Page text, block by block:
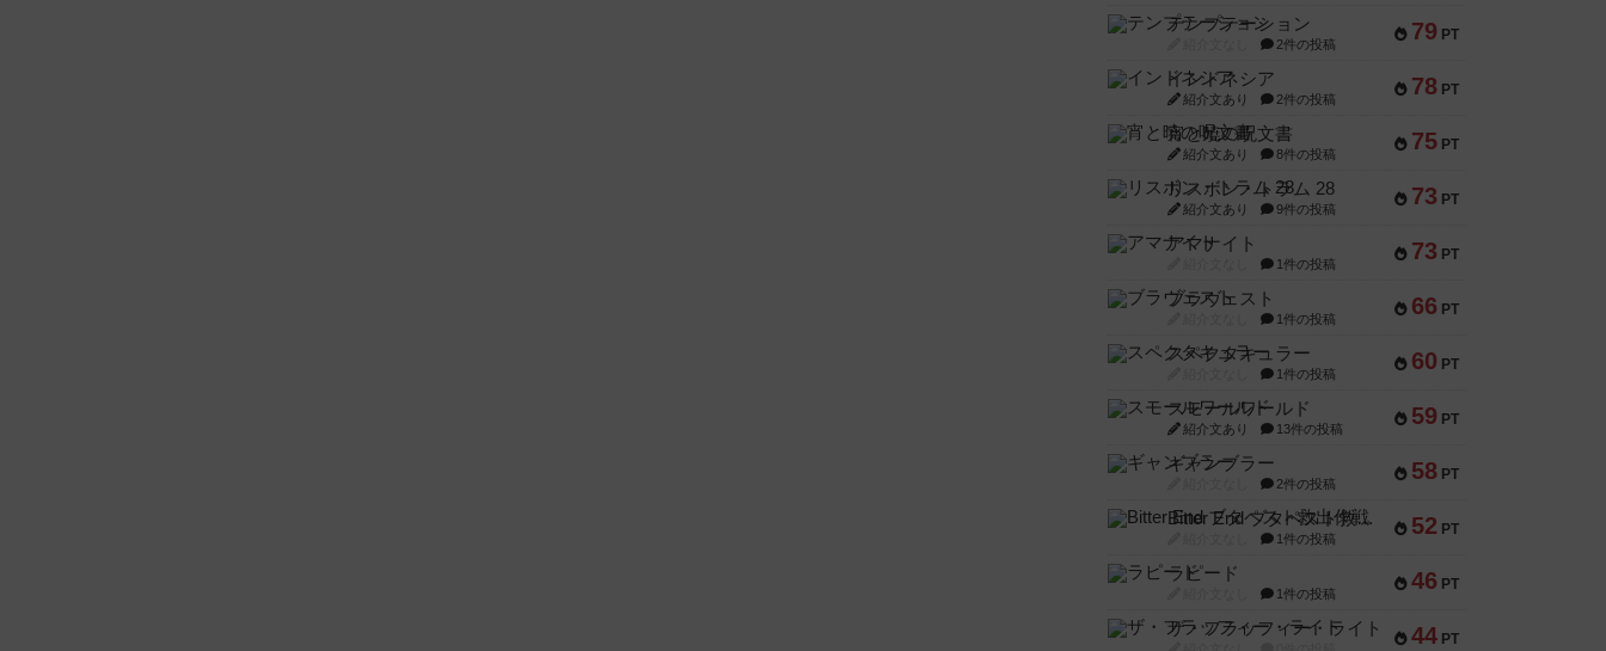
79 PT
テンプテーション
2件の投稿
78 PT
インドネシア
紹介文あり 2件の投稿
75 PT
宵と暁の呪文書
紹介文あり 8件の投稿
73 PT
リスボン・トラム 28
紹介文あり 9件の投稿
73 PT
アマナイト
1件の投稿
66 PT
ブラヴェスト
1件の投稿
60 PT
スペクタキュラー
1件の投稿
59 PT
スモールワールド
紹介文あり 13件の投稿
58 PT
ギャンブラー
2件の投稿
52 PT
Bitter End ブタペスト救出作戦
1件の投稿
46 PT
ラピード
1件の投稿
44 PT
ザ・フラッフィー・ライト